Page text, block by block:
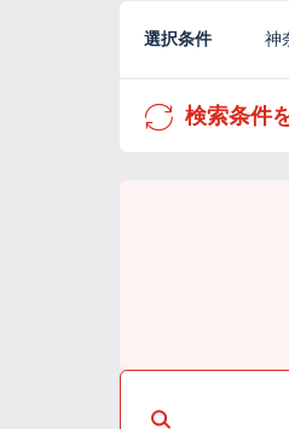
選択条件 神
検索条件